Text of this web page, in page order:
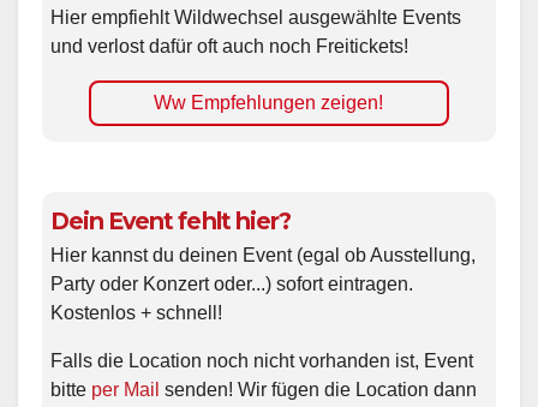
Hier empfiehlt Wildwechsel ausgewählte Events
und verlost dafür oft auch noch Freitickets!
Ww Empfehlungen zeigen!
Dein Event fehlt hier?
Hier kannst du deinen Event (egal ob Ausstellung,
Party oder Konzert oder...) sofort eintragen.
Kostenlos + schnell!
Falls die Location noch nicht vorhanden ist, Event
bitte per Mail senden! Wir fügen die Location dann